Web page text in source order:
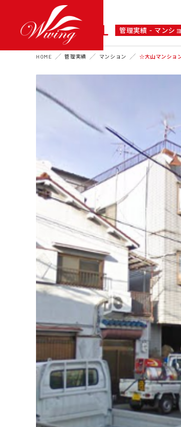
A DETAIL 管理実績 - マンシ
HOME 管理実績 マンション ☆大山マンショ